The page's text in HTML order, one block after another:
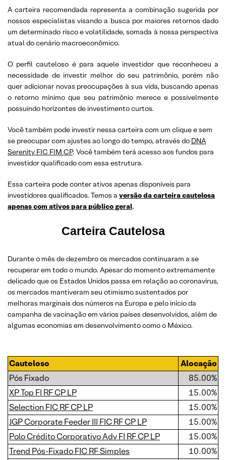
A carteira recomendada representa a combinação sugerida por
nossos especialistas visando a busca por maiores retornos dado
um determinado risco e volatilidade, somada à nossa perspectiva
atual do cenário macroeconômico.
O perfil cauteloso é para aquele investidor que reconheceu a
necessidade de investir melhor do seu patrimônio, porém não
quer adicionar novas preocupações à sua vida, buscando apenas
o retorno mínimo que seu patrimônio merece e possivelmente
possuindo horizontes de investimento curtos.
Você também pode investir nessa carteira com um clique e sem
se preocupar com ajustes ao longo do tempo, através do DNA
Serenity FIC FIM CP. Você também terá acesso aos fundos para
investidor qualificado com essa estrutura.
Essa carteira pode conter ativos apenas disponíveis para
investidores qualificados. Temos a versão da carteira cautelosa
apenas com ativos para público geral.
Carteira Cautelosa
Durante o mês de dezembro os mercados continuaram a se
recuperar em todo o mundo. Apesar do momento extremamente
delicado que os Estados Unidos passa em relação ao coronavírus,
os mercados mantiveram seu otimismo sustentados por
melhoras marginais dos números na Europa e pelo início da
campanha de vacinação em vários países desenvolvidos, além de
algumas economias em desenvolvimento como o México.
Cauteloso
Alocação
Pós Fixado
85.00%
XP Top FI RF CP LP
15.00%
Selection FIC RF CP LP
15.00%
JGP Corporate Feeder III FIC RF CP LP
15.00%
Polo Crédito Corporativo Adv FI RF CP LP
15.00%
Trend Pós-Fixado FIC RF Simples
10.00%